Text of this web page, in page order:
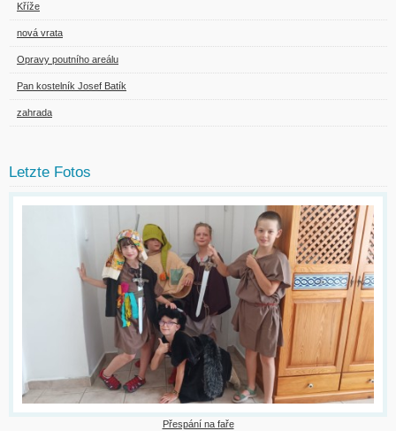
Kříže
nová vrata
Opravy poutního areálu
Pan kostelník Josef Batík
zahrada
Letzte Fotos
Přespání na faře